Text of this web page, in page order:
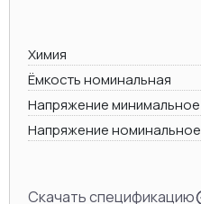
Химия
Ёмкость номинальная
Напряжение минимальное
Напряжение номинальное
Скачать спецификацию